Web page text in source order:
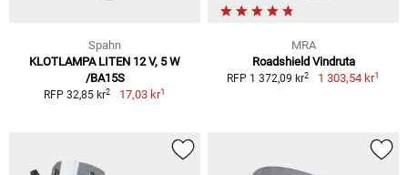
Spahn
KLOTLAMPA LITEN 12 V, 5 W
/BA15S
RFP 32,85 kr2 17,03 kr1
MRA
Roadshield Vindruta
RFP 1 372,09 kr2 1 303,54 kr1